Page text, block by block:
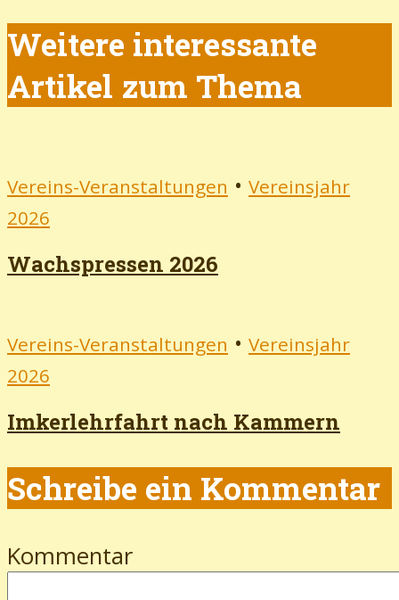
Weitere interessante
Artikel zum Thema
Vereins-Veranstaltungen • Vereinsjahr
2026
Wachspressen 2026
Vereins-Veranstaltungen • Vereinsjahr
2026
Imkerlehrfahrt nach Kammern
Schreibe ein Kommentar
Kommentar